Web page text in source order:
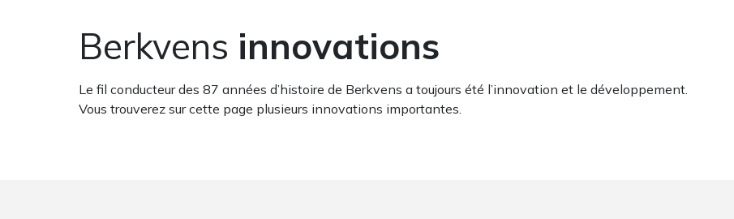
Berkvens innovations
Le fil conducteur des 87 années d’histoire de Berkvens a toujours été l’innovation et le développement.
Vous trouverez sur cette page plusieurs innovations importantes.